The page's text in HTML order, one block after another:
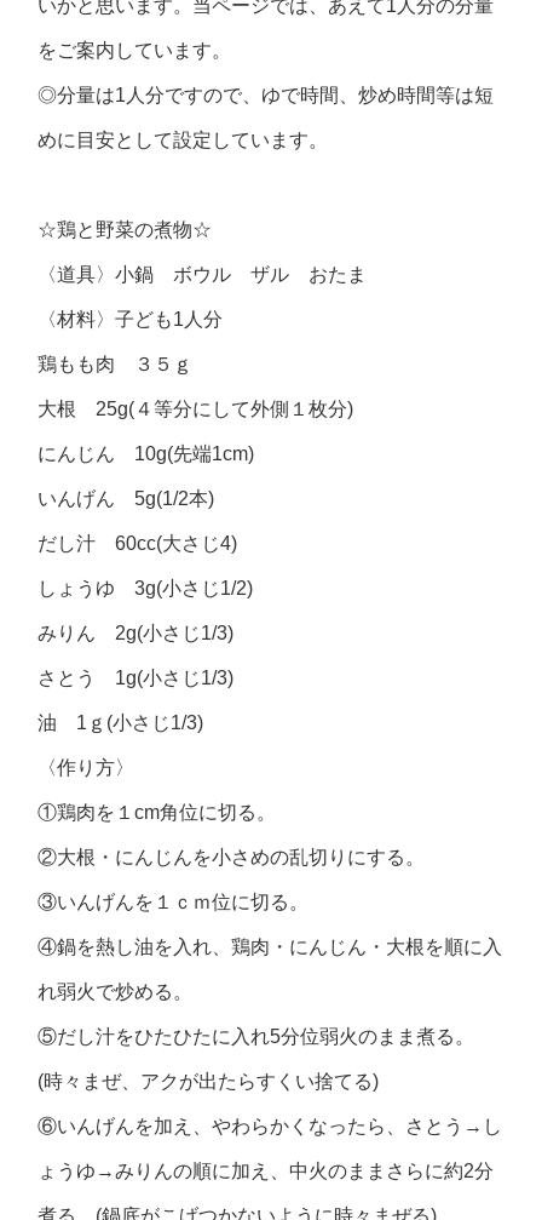
いかと思います。当ページでは、あえて1人分の分量
をご案内しています。
◎分量は1人分ですので、ゆで時間、炒め時間等は短
めに目安として設定しています。
☆鶏と野菜の煮物☆
〈道具〉小鍋 ボウル ザル おたま
〈材料〉子ども1人分
鶏もも肉 ３５ｇ
大根 25g(４等分にして外側１枚分)
にんじん 10g(先端1cm)
いんげん 5g(1/2本)
だし汁 60cc(大さじ4)
しょうゆ 3g(小さじ1/2)
みりん 2g(小さじ1/3)
さとう 1g(小さじ1/3)
油 1ｇ(小さじ1/3)
〈作り方〉
①鶏肉を１cm角位に切る。
②大根・にんじんを小さめの乱切りにする。
③いんげんを１ｃｍ位に切る。
④鍋を熱し油を入れ、鶏肉・にんじん・大根を順に入
れ弱火で炒める。
⑤だし汁をひたひたに入れ5分位弱火のまま煮る。
(時々まぜ、アクが出たらすくい捨てる)
⑥いんげんを加え、やわらかくなったら、さとう→し
ょうゆ→みりんの順に加え、中火のままさらに約2分
煮る。(鍋底がこげつかないように時々まぜる)